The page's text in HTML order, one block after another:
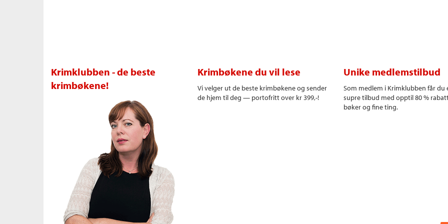
Krimklubben - de beste
krimbøkene!
Krimbøkene du vil lese
Vi velger ut de beste krimbøkene og sender
de hjem til deg — portofritt over kr 399,-!
Unike medlemstilbud
Som medlem i Krimklubben får du
supre tilbud med opptil 80 %
bøker og fine ting.